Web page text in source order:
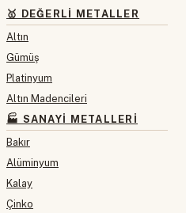
🥇 DEĞERLI METALLER
Altın
Gümüş
Platinyum
Altın Madencileri
🏭 SANAYI METALLERI
Bakır
Alüminyum
Kalay
Çinko